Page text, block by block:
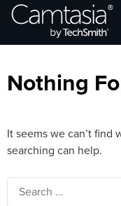
Skip
Browse Categories
Nothing
It seems we can’t find
searching can help.